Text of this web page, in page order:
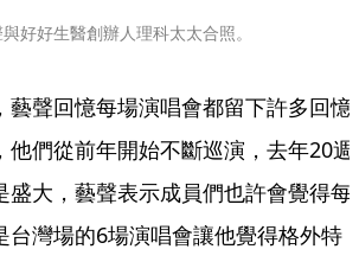
與好好生醫創辦人理科太太合照。
藝聲回憶每場演唱會都留下許多回憶
他們從前年開始不斷巡演，去年20週
盛大，藝聲表示成員們也許會覺得每
台灣場的6場演唱會讓他覺得格外特